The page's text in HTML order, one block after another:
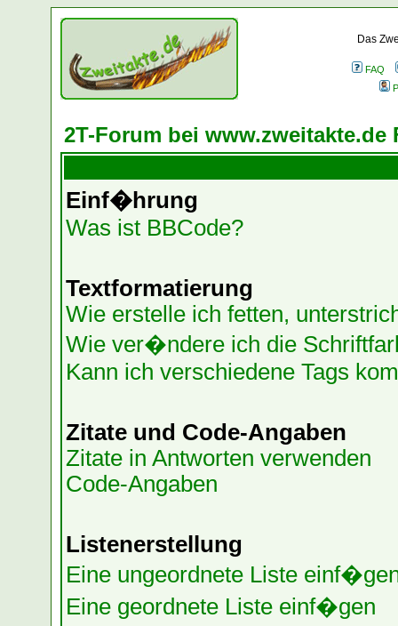
Das
FAQ
2T-Forum bei
Einf�hrung
Was ist BBCode?
Textformatierung
Wie erstelle ich fetten,
Wie ver�ndere ich die
Kann ich verschiedene Tags
Zitate und Code-Angaben
Zitate in Antworten verwenden
Code-Angaben
Listenerstellung
Eine ungeordnete Liste
Eine geordnete Liste einf�gen